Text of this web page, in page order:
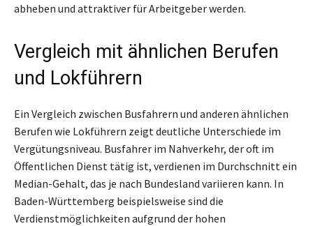
abheben und attraktiver für Arbeitgeber werden.
Vergleich mit ähnlichen Berufen
und Lokführern
Ein Vergleich zwischen Busfahrern und anderen ähnlichen
Berufen wie Lokführern zeigt deutliche Unterschiede im
Vergütungsniveau. Busfahrer im Nahverkehr, der oft im
Öffentlichen Dienst tätig ist, verdienen im Durchschnitt ein
Median-Gehalt, das je nach Bundesland variieren kann. In
Baden-Württemberg beispielsweise sind die
Verdienstmöglichkeiten aufgrund der hohen